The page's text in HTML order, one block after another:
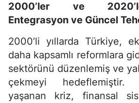
2000’ler ve
Entegrasyon ve Güncel
2000’li yıllarda Türkiye,
daha kapsamlı reformlara
sektörünü düzenlemiş ve
çekmeyi hedeflemiştir.
yaşanan kriz, finansal